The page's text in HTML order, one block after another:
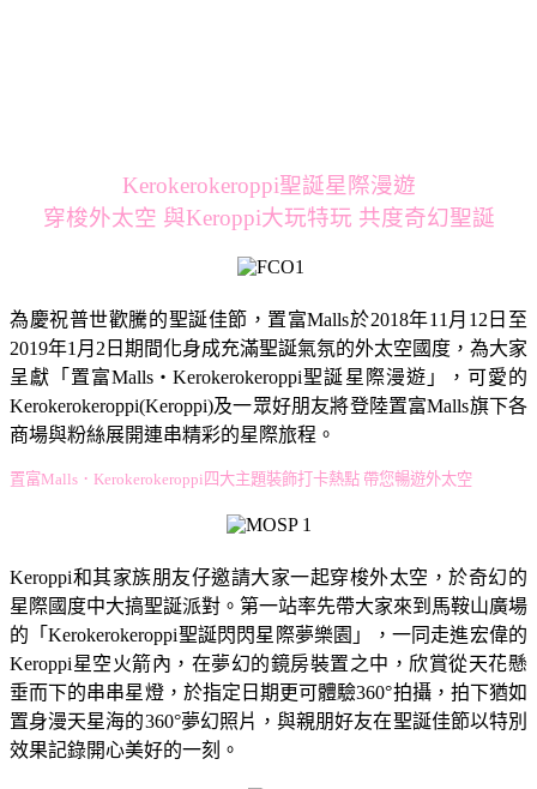
Kerokerokeroppi聖誕星際漫遊
穿梭外太空 與Keroppi大玩特玩 共度奇幻聖誕
為慶祝普世歡騰的聖誕佳節，置富Malls於2018年11月12日至
2019年1月2日期間化身成充滿聖誕氣氛的外太空國度，為大家
呈獻「置富Malls‧Kerokerokeroppi聖誕星際漫遊」，可愛的
Kerokerokeroppi(Keroppi)及一眾好朋友將登陸置富Malls旗下各
商場與粉絲展開連串精彩的星際旅程。
置富Malls．Kerokerokeroppi四大主題裝飾打卡熱點 帶您暢遊外太空
Keroppi和其家族朋友仔邀請大家一起穿梭外太空，於奇幻的
星際國度中大搞聖誕派對。第一站率先帶大家來到馬鞍山廣場
的「Kerokerokeroppi聖誕閃閃星際夢樂園」，一同走進宏偉的
Keroppi星空火箭內，在夢幻的鏡房裝置之中，欣賞從天花懸
垂而下的串串星燈，於指定日期更可體驗360°拍攝，拍下猶如
置身漫天星海的360°夢幻照片，與親朋好友在聖誕佳節以特別
效果記錄開心美好的一刻。